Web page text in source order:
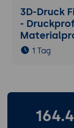
3D-Druck
-
1 Tag